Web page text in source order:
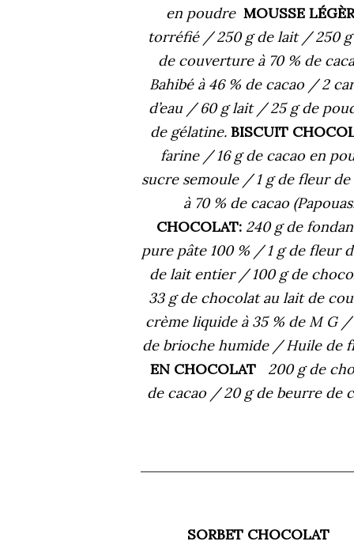
en poudre MOUSSE
torréfié / 250 g de lait / 250
de couverture à 70 % de
Bahibé à 46 % de cacao / 2
d’eau / 60 g lait / 25 g de
de gélatine.BISCUIT
farine / 16 g de cacao en
sucre semoule / 1 g de fleur
à 70 % de cacao
CHOCOLAT: 240 g de
pure pâte 100 % / 1 g de fleur
de lait entier / 100 g de
33 g de chocolat au lait de
crème liquide à 35 % de M G
de brioche humide / Huile
EN CHOCOLAT 200 g de
de cacao / 20 g de beurre
SORBET CHOCOLAT